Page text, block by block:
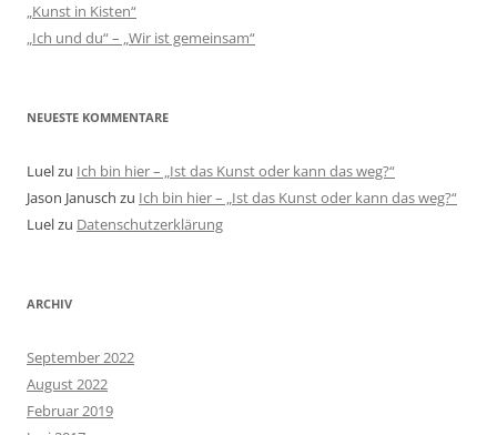
„Kunst in Kisten“
„Ich und du“ – „Wir ist gemeinsam“
NEUESTE KOMMENTARE
Luelzu Ich bin hier – „Ist das Kunst oder kann das weg?“
Jason Janusch zu Ich bin hier – „Ist das Kunst oder kann das weg?“
Luelzu Datenschutzerklärung
ARCHIV
September 2022
August 2022
Februar 2019